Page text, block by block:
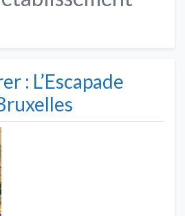
: L’Escapade